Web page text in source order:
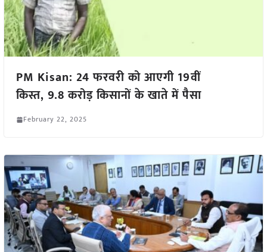
PM Kisan: 24 फरवरी को आएगी 19वीं
किस्त, 9.8 करोड़ किसानों के खाते में पैसा
February 22, 2025